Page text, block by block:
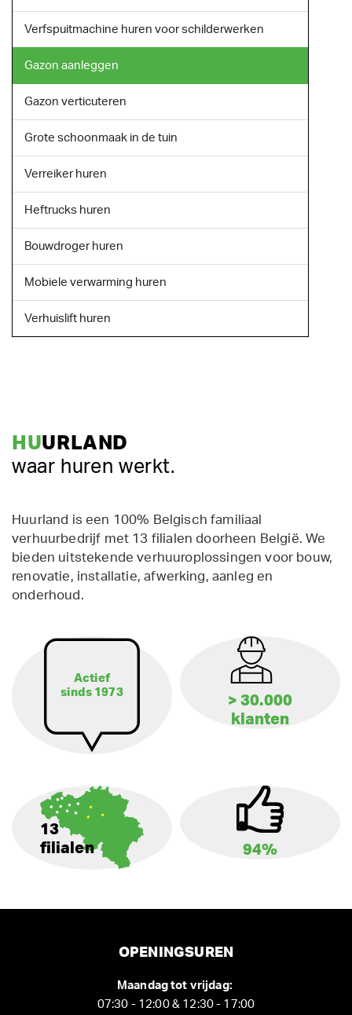
Verfspuitmachine huren voor schilderwerken
Gazon aanleggen
Gazon verticuteren
Grote schoonmaak in de tuin
Verreiker huren
Heftrucks huren
Bouwdroger huren
Mobiele verwarming huren
Verhuislift huren
HUURLAND
waar huren werkt.
Huurland is een 100% Belgisch familiaal
verhuurbedrijf met 13 filialen doorheen België. We
bieden uitstekende verhuuroplossingen voor bouw,
renovatie, installatie, afwerking, aanleg en
onderhoud.
Actief
sinds 1973
> 30.000
klanten
13
filialen
94%
OPENINGSUREN
Maandag tot vrijdag:
07:30 - 12:00 & 12:30 - 17:00